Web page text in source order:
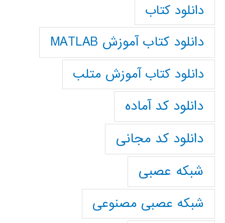
دانلود کتاب
دانلود کتاب آموزش MATLAB
دانلود کتاب آموزش متلب
دانلود کد آماده
دانلود کد مجانی
شبکه عصبی
شبکه عصبی مصنوعی